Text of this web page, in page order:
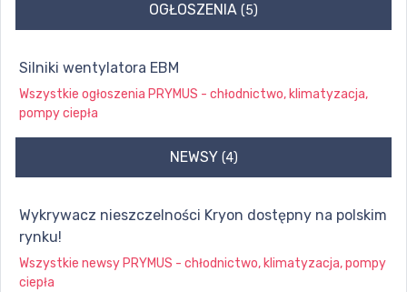
OGŁOSZENIA (5)
Silniki wentylatora EBM
Wszystkie ogłoszenia PRYMUS - chłodnictwo, klimatyzacja,
pompy ciepła
NEWSY (4)
Wykrywacz nieszczelności Kryon dostępny na polskim
rynku!
Wszystkie newsy PRYMUS - chłodnictwo, klimatyzacja, pompy
ciepła